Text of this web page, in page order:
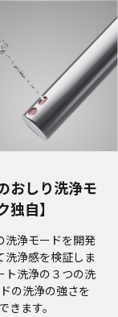
おしり洗浄モ
自】
洗浄モードを開発
洗浄感を検証しま
ト洗浄の３つの洗
の洗浄の強さを
きます。